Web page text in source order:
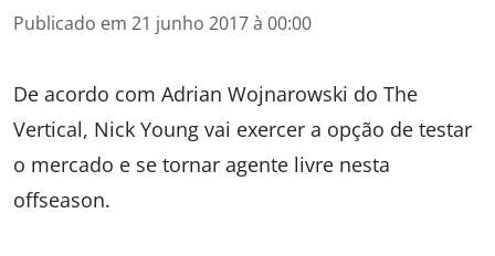
Publicado em 21 junho 2017 à 00:00
De acordo com Adrian Wojnarowski do The
Vertical, Nick Young vai exercer a opção de testar
o mercado e se tornar agente livre nesta
offseason.